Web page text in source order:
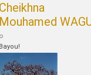
Cheikhna
Mouhamed
Bayou!